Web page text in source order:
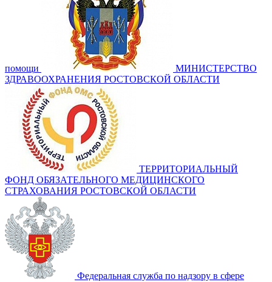
помощи
МИНИСТЕРСТВО
ЗДРАВООХРАНЕНИЯ РОСТОВСКОЙ ОБЛАСТИ
ТЕРРИТОРИАЛЬНЫЙ
ФОНД ОБЯЗАТЕЛЬНОГО МЕДИЦИНСКОГО
СТРАХОВАНИЯ РОСТОВСКОЙ ОБЛАСТИ
Федеральная служба по надзору в сфере